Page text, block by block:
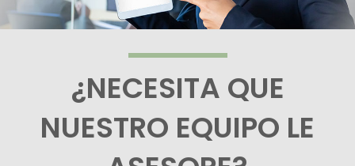
¿NECESITA QUE
NUESTRO EQUIPO LE